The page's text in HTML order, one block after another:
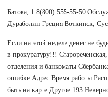
Батова, 1 8(800) 555-55-50
Дураболин Греция Воткинск,
Если на этой неделе денег не
в прокуратуру!!!
отделения и банкоматы
ошибке Адрес Время работы
быть на карте Другое 193